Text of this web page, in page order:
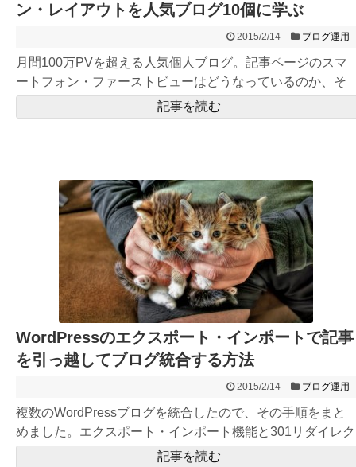
ン・レイアウトを人気ブログ10個に学ぶ
2015/2/14 ブログ運用
月間100万PVを超える人気個人ブログ。記事ページのスマ
ートフォン・ファーストビューはどうなっているのか、そ
の人気の秘密...
記事を読む
WordPressのエクスポート・インポートで記事
を引っ越してブログ統合する方法
2015/2/14 ブログ運用
複数のWordPressブログを統合したので、その手順をまと
めました。エクスポート・インポート機能と301リダイレク
トで...
記事を読む